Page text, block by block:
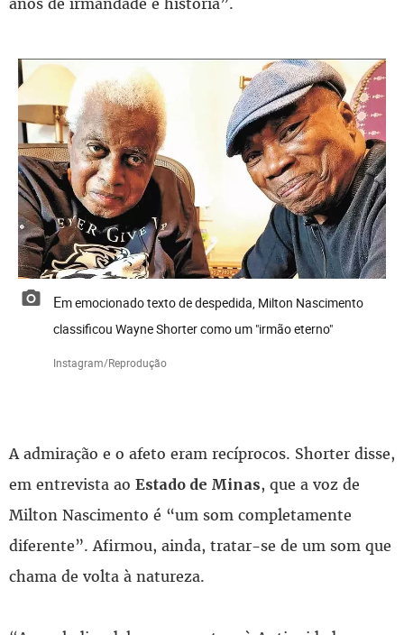
Em emocionado texto de despedida, Milton Nascimento
classificou Wayne Shorter como um "irmão eterno"
Instagram/Reprodução
A admiração e o afeto eram recíprocos. Shorter disse,
em entrevista ao Estado de Minas, que a voz de
Milton Nascimento é “um som completamente
diferente”. Afirmou, ainda, tratar-se de um som que
chama de volta à natureza.